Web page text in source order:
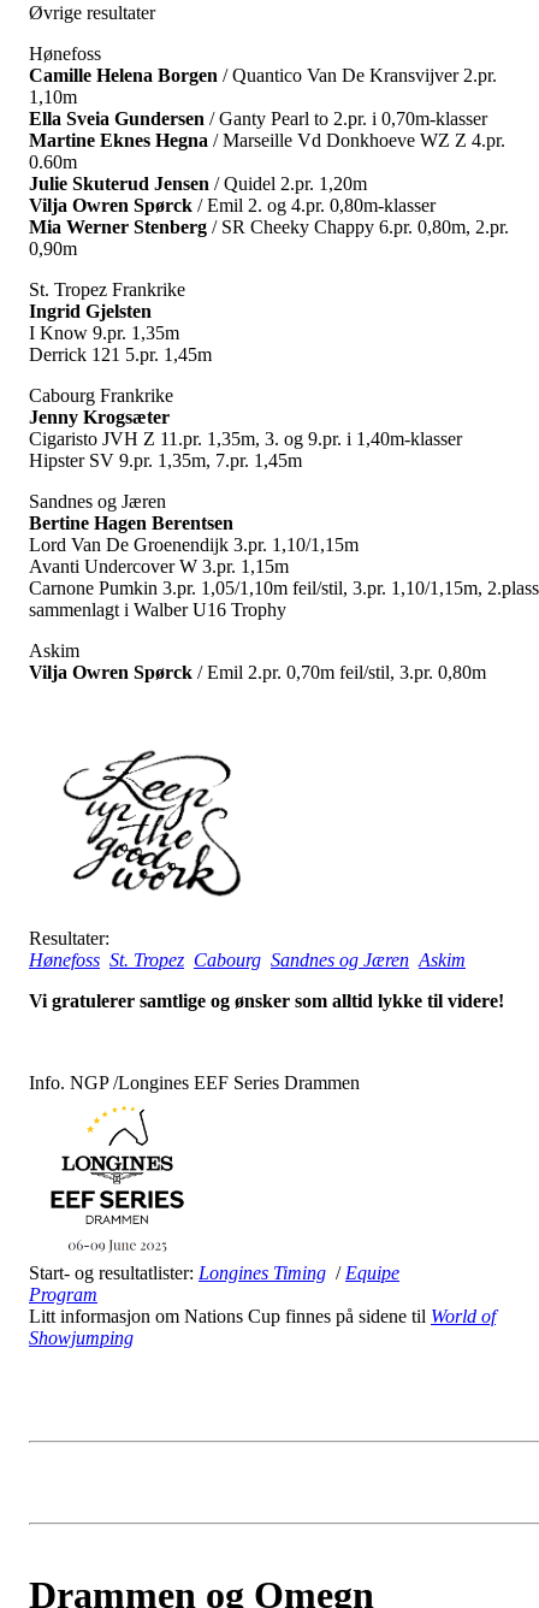
Øvrige resultater
Hønefoss
Camille Helena Borgen / Quantico Van De Kransvijver 2.pr.
1,10m
Ella Sveia Gundersen / Ganty Pearl to 2.pr. i 0,70m-klasser
Martine Eknes Hegna / Marseille Vd Donkhoeve WZ Z 4.pr.
0.60m
Julie Skuterud Jensen / Quidel 2.pr. 1,20m
Vilja Owren Spørck / Emil 2. og 4.pr. 0,80m-klasser
Mia Werner Stenberg / SR Cheeky Chappy 6.pr. 0,80m, 2.pr.
0,90m
St. Tropez Frankrike
Ingrid Gjelsten
I Know 9.pr. 1,35m
Derrick 121 5.pr. 1,45m
Cabourg Frankrike
Jenny Krogsæter
Cigaristo JVH Z 11.pr. 1,35m, 3. og 9.pr. i 1,40m-klasser
Hipster SV 9.pr. 1,35m, 7.pr. 1,45m
Sandnes og Jæren
Bertine Hagen Berentsen
Lord Van De Groenendijk 3.pr. 1,10/1,15m
Avanti Undercover W 3.pr. 1,15m
Carnone Pumkin 3.pr. 1,05/1,10m feil/stil, 3.pr. 1,10/1,15m, 2.plass
sammenlagt i Walber U16 Trophy
Askim
Vilja Owren Spørck / Emil 2.pr. 0,70m feil/stil, 3.pr. 0,80m
Resultater:
Hønefoss St. Tropez Cabourg Sandnes og Jæren Askim
Vi gratulerer samtlige og ønsker som alltid lykke til videre!
Info. NGP /Longines EEF Series Drammen
Start- og resultatlister: Longines Timing / Equipe
Program
Litt informasjon om Nations Cup finnes på sidene til World of
Showjumping
Drammen og Omegn